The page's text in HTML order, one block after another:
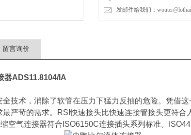
发邮件给我们：
留言询价
器ADS11.8104/IA
技术，消除了软管在压力下猛力反抽的危险。凭借
严苛的需求。RSI快速接头比快速连接管接头更符合
空气连接器符合ISO6150C连接插头系列标准。